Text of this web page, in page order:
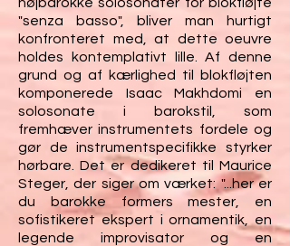
"senza basso", bliver man hurtigt
konfronteret med, at dette oeuvre
holdes kontemplativt lille. Af denne
grund og af kærlighed til blokfløjten
komponerede Isaac Makhdomi en
solosonate i barokstil, som
fremhæver instrumentets fordele og
gør de instrumentspecifikke styrker
hørbare. Det er dedikeret til Maurice
Steger, der siger om værket: "...her er
du barokke formers mester, en
sofistikeret ekspert i ornamentik, en
legende improvisator og en